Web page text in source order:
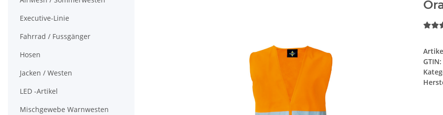
GTIN:
Executive-Linie
Fahrrad / Fussgänger
Hosen
Jacken / Westen
LED -Artikel
Mischgewebe Warnwesten